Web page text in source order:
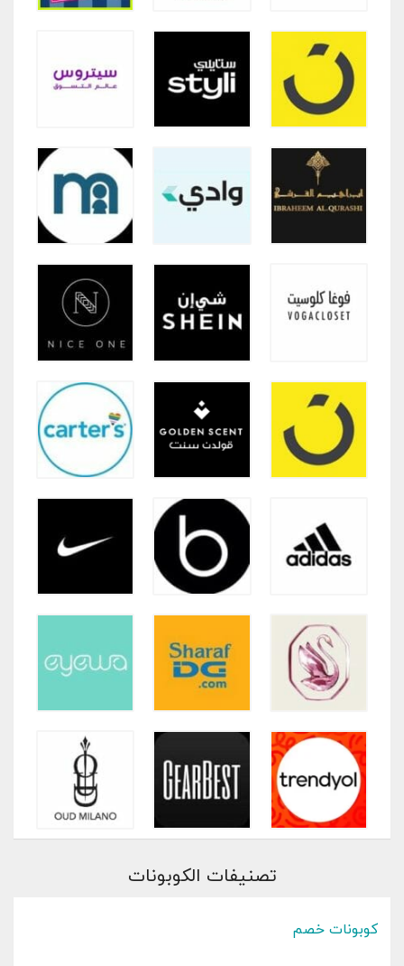
تصنيفات الكوبونات
كوبونات خصم